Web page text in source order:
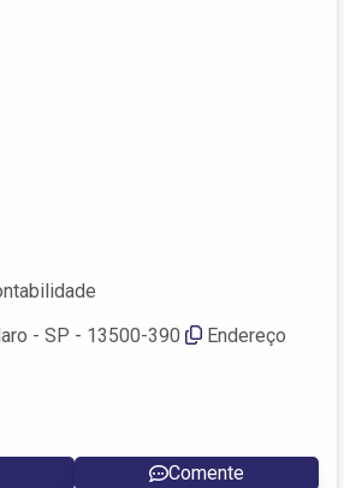
- SP - 13500-390
Endereço
Comente